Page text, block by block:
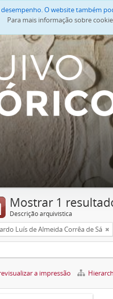
O website também
Para mais informação sobre
Mostrar 1
Descrição arquivística
Luís de Almeida Corrêa de Sá
a impressão